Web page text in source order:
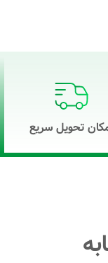
تحویل سریع